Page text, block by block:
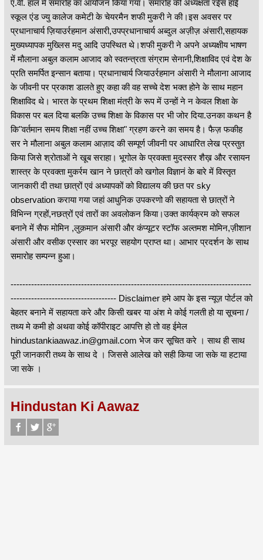
ए.वी. हाल में समारोह का आयोजन किया गया। समारोह की अध्यक्षता रईस हाई
स्कूल एंड ज्यु कालेज कमेटी के चेयरमैन शफी मुकरी ने की।इस अवसर पर
प्रधानाचार्य ज़ियाउर्रहमान अंसारी,उपप्रधानाचार्य अब्दुल अज़ीज़ अंसारी,सहायक
मुख्यध्यापक मुख्लिस मदु आदि उपस्थित थे।शफी मुकरी ने अपने अध्यक्षीय भाषण
में मौलाना अबुल कलाम आजाद को स्वतन्त्रता संग्राम सेनानी,शिक्षाविद एवं देश के
प्रति समर्पित इन्सान बताया। प्रधानाचार्य जियाउर्रहमान अंसारी ने मौलाना आजाद
के जीवनी पर प्रकाश डालते हुए कहा की वह सच्चे देश भक्त होने के साथ महान
शिक्षाविद थे। भारत के प्रथम शिक्षा मंत्री के रूप में उन्हों ने न केवल शिक्षा के
विकास पर बल दिया बलकि उच्च शिक्षा के विकास पर भी जोर दिया.उनका कथन है
कि"वर्तमान समय शिक्षा नहीं उच्च शिक्षा" ग्रहण करने का समय है। फैज़ फकीह
सर ने मौलाना अबुल कलाम आज़ाद की सम्पूर्ण जीवनी पर आधारित लेख प्रस्तुत
किया जिसे श्रोताओं ने खूब सराहा। भूगोल के प्रवक्ता मुदस्सर शैख़ और रसायन
शास्त्र के प्रवक्ता मुकर्रम खान ने छात्रों को खगोल विज्ञानं के बारे में विस्तृत
जानकारी दी तथा छात्रों एवं अध्यापकों को विद्यालय की छत पर sky
observation कराया गया जहां आधुनिक उपकरणो की सहायता से छात्रों ने
विभिन्न ग्रहों,नछत्रों एवं तारों का अवलोकन किया।उक्त कार्यक्रम को सफल
बनाने में सैफ मोमिन ,लुक़मान अंसारी और कंप्यूटर स्टॉफ अल्तमश मोमिन,ज़ीशान
अंसारी और वसीक एस्सार का भरपूर सहयोग प्राप्त था। आभार प्रदर्शन के साथ
समारोह सम्पन्न हुआ।
----------------------------------------------------------------------------------
------------------------------------ Disclaimer हमे आप के इस न्यूज़ पोर्टल को
बेहतर बनाने में सहायता करे और किसी खबर या अंश मे कोई गलती हो या सूचना /
तथ्य मे कमी हो अथवा कोई कॉपीराइट आपत्ति हो तो वह ईमेल
hindustankiaawaz.in@gmail.com भेज कर सूचित करे । साथ ही साथ
पूरी जानकारी तथ्य के साथ दे । जिससे आलेख को सही किया जा सके या हटाया
जा सके ।
Hindustan Ki Aawaz